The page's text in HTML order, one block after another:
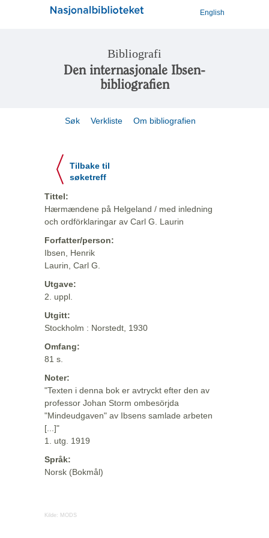
English
Bibliografi
Den internasjonale Ibsen-
bibliografien
Søk Verkliste Om bibliografien
Tilbake til
søketreff
Tittel:
Hærmændene på Helgeland / med inledning
och ordförklaringar av Carl G. Laurin
Forfatter/person:
Ibsen, Henrik
Laurin, Carl G.
Utgave:
2. uppl.
Utgitt:
Stockholm : Norstedt, 1930
Omfang:
81 s.
Noter:
"Texten i denna bok er avtryckt efter den av
professor Johan Storm ombesörjda
"Mindeudgaven" av Ibsens samlade arbeten
[...]"
1. utg. 1919
Språk:
Norsk (Bokmål)
Kilde: MODS